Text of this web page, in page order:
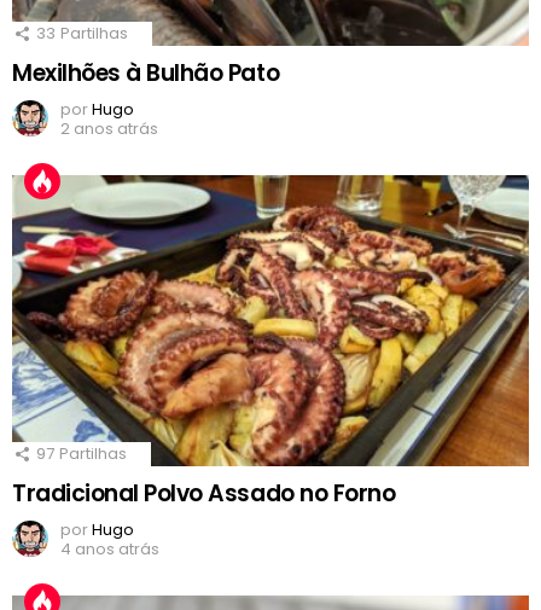
33 Partilhas
Mexilhões à Bulhão Pato
porHugo
2 anos atrás
97 Partilhas
Tradicional Polvo Assado no Forno
porHugo
4 anos atrás